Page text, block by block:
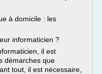
à domicile : les
informaticien ?
il est
démarches que
tout, il est nécessaire,